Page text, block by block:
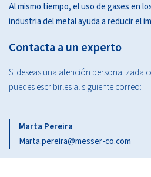
Al mismo tiempo, el uso de gases en
industria del metal ayuda a reducir el
Contacta a un experto
Si deseas una atención personalizada
puedes escribirles al siguiente correo:
Marta Pereira
Marta.pereira@messer-co.com